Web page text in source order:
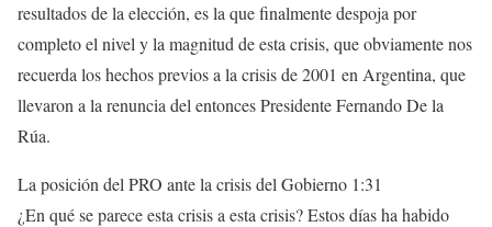
resultados de la elección, es la que finalmente despoja por
completo el nivel y la magnitud de esta crisis, que obviamente nos
recuerda los hechos previos a la crisis de 2001 en Argentina, que
llevaron a la renuncia del entonces Presidente Fernando De la
Rúa.
La posición del PRO ante la crisis del Gobierno 1:31
¿En qué se parece esta crisis a esta crisis? Estos días ha habido